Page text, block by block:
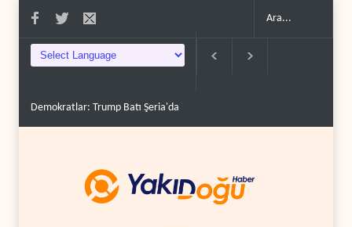
Demokratlar: Trump Batı Şeria'da işgalci yerleşimcilere ..